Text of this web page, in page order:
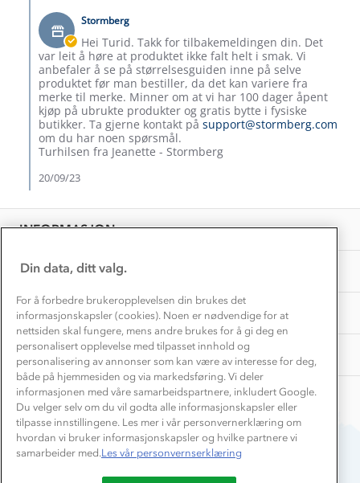
20
Sep
2023
Butikkeier
on
Review
by
Turid
on
20
Sep
2023
Stormberg
Hei Turid. Takk for tilbakemeldingen din. Det
var leit å høre at produktet ikke falt helt i smak. Vi
anbefaler å se på størrelsesguiden inne på selve
produktet før man bestiller, da det kan variere fra
merke til merke. Minner om at vi har 100 dager åpent
kjøp på ubrukte produkter og gratis bytte i fysiske
butikker. Ta gjerne kontakt på support@stormberg.com
om du har noen spørsmål.
Turhilsen fra Jeanette - Stormberg
20/09/23
INFORMASJON
Kundeservice
Kontakt oss
Konkurransevinnere
Kundeklubb
Våre butikker
Bedrift, barnehage og SFO
Presse
OM OSS
Etisk handel
Dyreetikk
1% til samfunnet
Inkludering
Materialer
Personvern
Samarbeide med oss?
TIPS OG RÅD
Trelagsprinsippet barn
Alt du trenger til Norgesferien
Dette trenger du til barnehagen
Gravidklær
Hvordan velge riktig turtøy?
Store størrelser
Turmat oppskrifter
Beredskap
AKTIVITETER
Norgesferie 🇳🇴
Få turinspirasjon og tips her⛰
Overnatte utendørs⛺
Leirskole 🥾
Barnehageansatt
Tips til hyttetur
Din data, ditt valg.
For å forbedre brukeropplevelsen din brukes det
informasjonskapsler (cookies). Noen er nødvendige for at
nettsiden skal fungere, mens andre brukes for å gi deg en
personalisert opplevelse med tilpasset innhold og
personalisering av annonser som kan være av interesse for deg,
både på hjemmesiden og via markedsføring. Vi deler
informasjonen med våre samarbeidspartnere, inkludert Google.
Du velger selv om du vil godta alle informasjonskapsler eller
tilpasse innstillingene. Les mer i vår personvernerklæring om
hvordan vi bruker informasjonskapsler og hvilke partnere vi
samarbeider med.Les vår personvernserklæring